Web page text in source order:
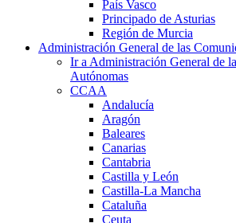
País Vasco
Principado de Asturias
Región de Murcia
Administración General de las
Ir a Administración General de
Autónomas
CCAA
Andalucía
Aragón
Baleares
Canarias
Cantabria
Castilla y León
Castilla-La Mancha
Cataluña
Ceuta